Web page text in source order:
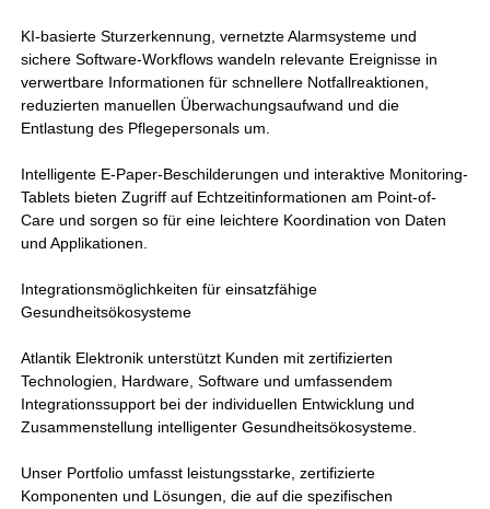
KI-basierte Sturzerkennung, vernetzte Alarmsysteme und
sichere Software-Workflows wandeln relevante Ereignisse in
verwertbare Informationen für schnellere Notfallreaktionen,
reduzierten manuellen Überwachungsaufwand und die
Entlastung des Pflegepersonals um.
Intelligente E-Paper-Beschilderungen und interaktive Monitoring-
Tablets bieten Zugriff auf Echtzeitinformationen am Point-of-
Care und sorgen so für eine leichtere Koordination von Daten
und Applikationen.
Integrationsmöglichkeiten für einsatzfähige
Gesundheitsökosysteme
Atlantik Elektronik unterstützt Kunden mit zertifizierten
Technologien, Hardware, Software und umfassendem
Integrationssupport bei der individuellen Entwicklung und
Zusammenstellung intelligenter Gesundheitsökosysteme.
Unser Portfolio umfasst leistungsstarke, zertifizierte
Komponenten und Lösungen, die auf die spezifischen